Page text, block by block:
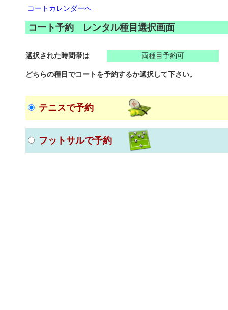
コートカレンダーへ
コート予約 レンタル種目選択画面
選択された時間帯は 両種目予約可
どちらの種目でコートを予約するか選択して下さい。
テニスで予約
フットサルで予約